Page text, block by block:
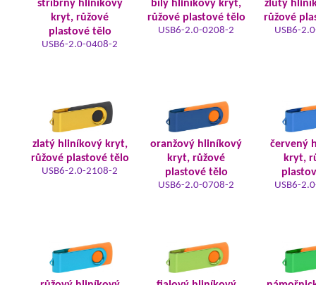
stříbrný hliníkový
kryt, růžové
plastové tělo
USB6-2.0-0408-2
bílý hliníkový kryt,
růžové plastové tělo
USB6-2.0-0208-2
žlutý
růžové
USB6-
zlatý hliníkový kryt,
růžové plastové tělo
USB6-2.0-2108-2
oranžový hliníkový
kryt, růžové
plastové tělo
USB6-2.0-0708-2
červený
kryt,
USB6-